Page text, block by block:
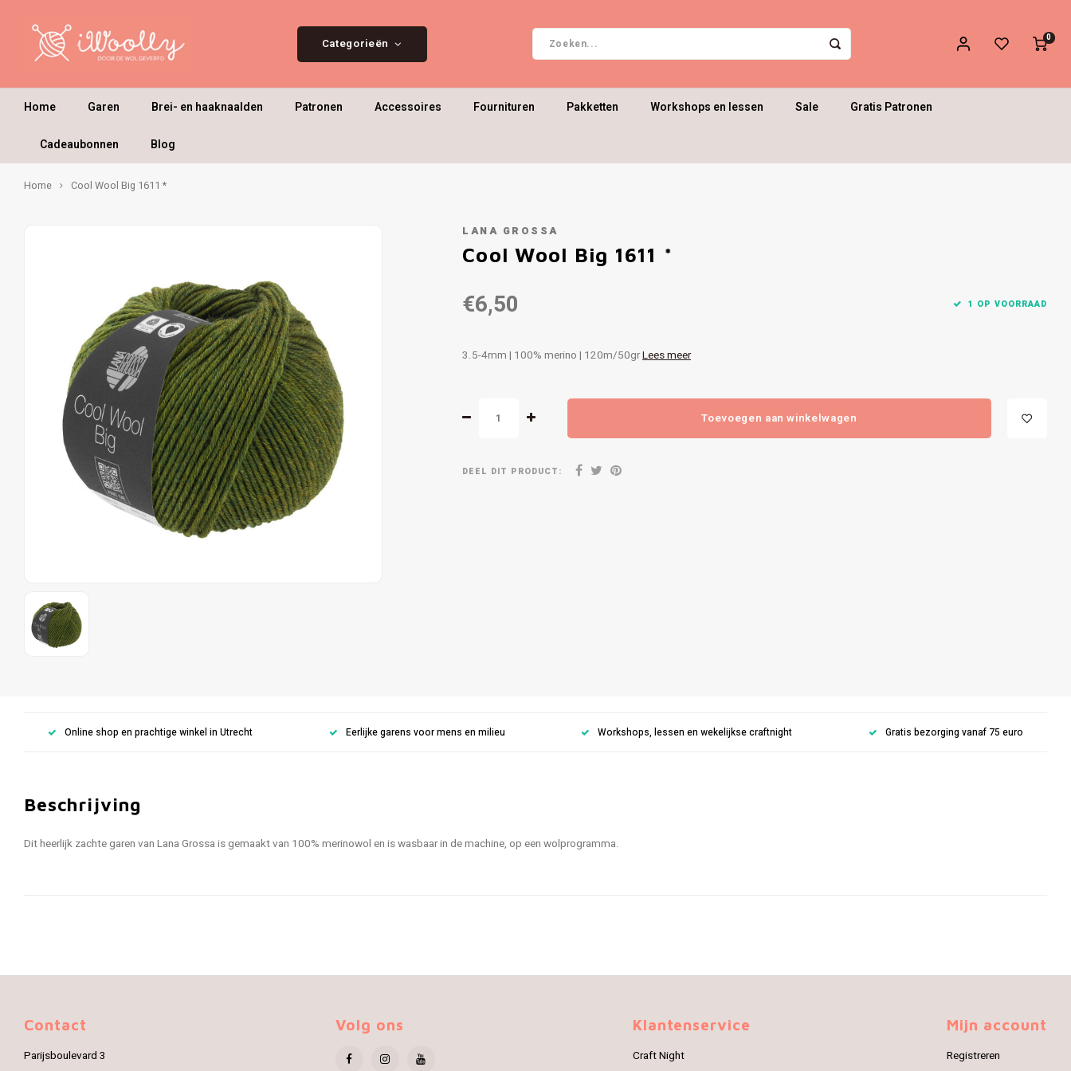
Categorieën 0
Home Garen Brei- en haaknaalden Patronen Accessoires Fournituren Pakketten Workshops en lessen Sale Gratis Patronen
Cadeaubonnen Blog
Home Cool Wool Big 1611 *
LANA GROSSA
Cool Wool Big 1611 *
€6,50 1 OP VOORRAAD
3.5-4mm | 100% merino | 120m/50grLees meer
Toevoegen aan winkelwagen
DEEL DIT PRODUCT:
Online shop en prachtige winkel in Utrecht Eerlijke garens voor mens en milieu Workshops, lessen en wekelijkse craftnight Gratis bezorging vanaf 75 euro
Beschrijving
Dit heerlijk zachte garen van Lana Grossa is gemaakt van 100% merinowol en is wasbaar in de machine, op een wolprogramma.
Contact
Parijsboulevard 3
Volg ons Klantenservice
Craft Night
Mijn account
Registreren